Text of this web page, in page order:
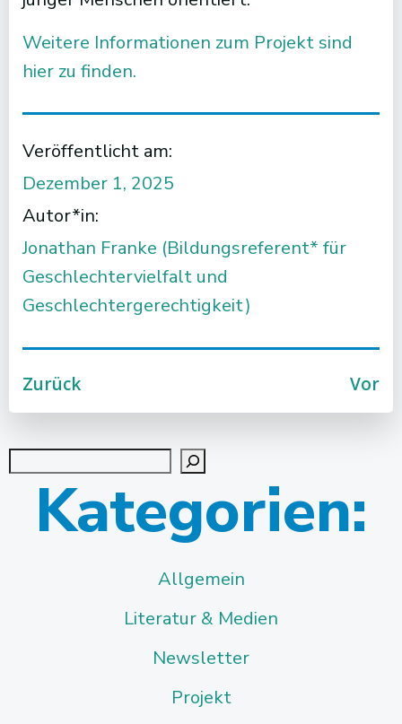
Weitere Informationen zum Projekt sind
hier zu finden.
Veröffentlicht am:
Dezember 1, 2025
Autor*in:
Jonathan Franke (Bildungsreferent* für
Geschlechtervielfalt und
Geschlechtergerechtigkeit)
Post
navigation
Zurück
navigation
Vor
Kategorien:
Allgemein
Literatur & Medien
Newsletter
Projekt